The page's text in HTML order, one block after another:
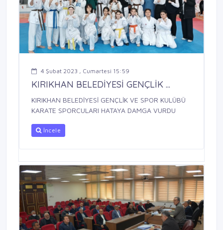
4 Şubat 2023 , Cumartesi 15:59
KIRIKHAN BELEDİYESİ GENÇLİK ...
KIRIKHAN BELEDİYESİ GENÇLİK VE SPOR KULÜBÜ
KARATE SPORCULARI HATAYA DAMGA VURDU
İncele